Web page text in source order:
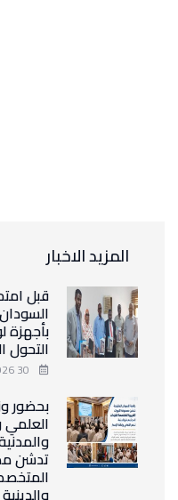
المزيد الاخبار
قبل
بأجهزة
التحول
بحضور
تدشن